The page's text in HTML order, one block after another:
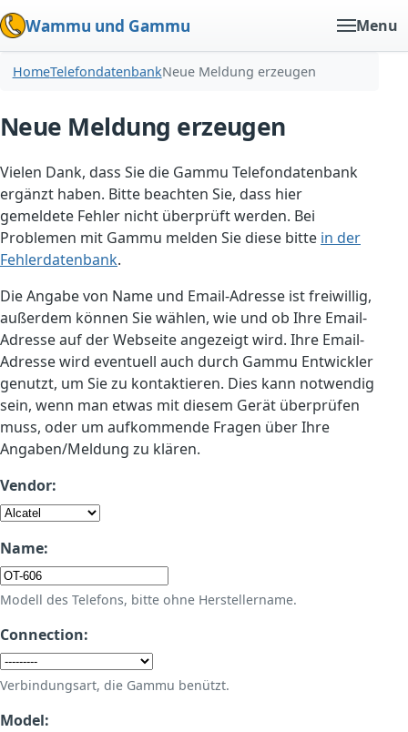
Wammu und Gammu Menu
HomeTelefondatenbankNeue Meldung erzeugen
Neue Meldung erzeugen
Vielen Dank, dass Sie die Gammu Telefondatenbank
ergänzt haben. Bitte beachten Sie, dass hier
gemeldete Fehler nicht überprüft werden. Bei
Problemen mit Gammu melden Sie diese bitte in der
Fehlerdatenbank.
Die Angabe von Name und Email-Adresse ist freiwillig,
außerdem können Sie wählen, wie und ob Ihre Email-
Adresse auf der Webseite angezeigt wird. Ihre Email-
Adresse wird eventuell auch durch Gammu Entwickler
genutzt, um Sie zu kontaktieren. Dies kann notwendig
sein, wenn man etwas mit diesem Gerät überprüfen
muss, oder um aufkommende Fragen über Ihre
Angaben/Meldung zu klären.
Vendor:
Name:
Modell des Telefons, bitte ohne Herstellername.
Connection:
Verbindungsart, die Gammu benützt.
Model: